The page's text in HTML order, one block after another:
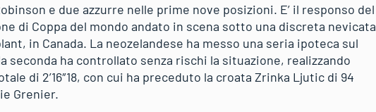
e due azzurre nelle prime nove posizioni. E’ il responso del
di Coppa del mondo andato in scena sotto una discreta nevicata
in Canada. La neozelandese ha messo una seria ipoteca sul
seconda ha controllato senza rischi la situazione, realizzando
di 2’16″18, con cui ha preceduto la croata Zrinka Ljutic di 94
Grenier.